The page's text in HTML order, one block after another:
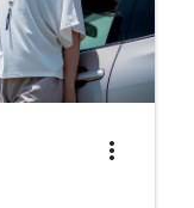
more_vert